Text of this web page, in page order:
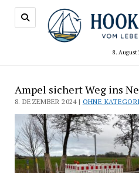
8. August
Ampel sichert Weg ins
8. DEZEMBER 2024 | OHNE